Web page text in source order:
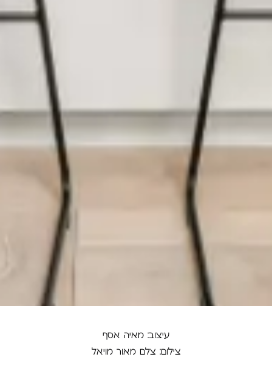
עיצוב: מאיה אסף
צילום: צלם מאור מויאל